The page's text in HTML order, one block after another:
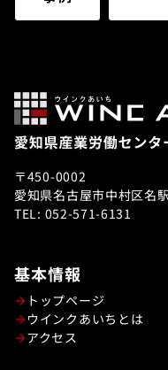
〒450-0002
愛知県名古屋市中村区名
TEL: 052-571-6131
基本情報
トップページ
ウインクあいちとは
アクセス